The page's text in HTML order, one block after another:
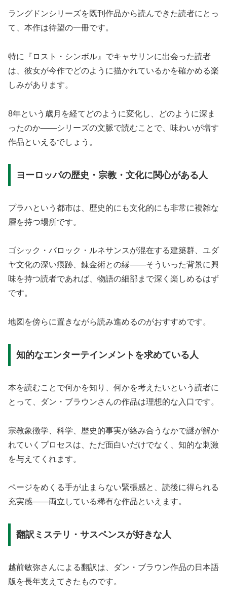
ラングドンシリーズを既刊作品から読んできた読者にとっ
て、本作は待望の一冊です。
特に『ロスト・シンボル』でキャサリンに出会った読者
は、彼女が今作でどのように描かれているかを確かめる楽
しみがあります。
8年という歳月を経てどのように変化し、どのように深ま
ったのか——シリーズの文脈で読むことで、味わいが増す
作品といえるでしょう。
ヨーロッパの歴史・宗教・文化に関心がある人
プラハという都市は、歴史的にも文化的にも非常に複雑な
層を持つ場所です。
ゴシック・バロック・ルネサンスが混在する建築群、ユダ
ヤ文化の深い痕跡、錬金術との縁——そういった背景に興
味を持つ読者であれば、物語の細部まで深く楽しめるはず
です。
地図を傍らに置きながら読み進めるのがおすすめです。
知的なエンターテインメントを求めている人
本を読むことで何かを知り、何かを考えたいという読者に
とって、ダン・ブラウンさんの作品は理想的な入口です。
宗教象徴学、科学、歴史的事実が絡み合うなかで謎が解か
れていくプロセスは、ただ面白いだけでなく、知的な刺激
を与えてくれます。
ページをめくる手が止まらない緊張感と、読後に得られる
充実感——両立している稀有な作品といえます。
翻訳ミステリ・サスペンスが好きな人
越前敏弥さんによる翻訳は、ダン・ブラウン作品の日本語
版を長年支えてきたものです。